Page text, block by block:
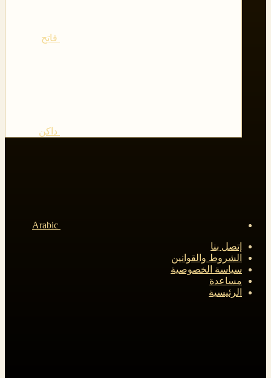
فاتح
داكن
إتصل بنا
الشروط والقوانين
سياسة الخصوصية
مساعدة
الرئيسية